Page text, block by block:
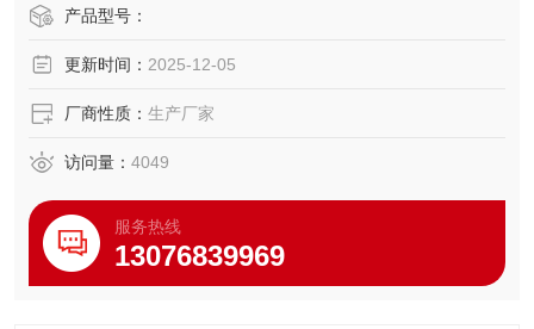
仿形，铣削和磨削等加工。与卧式车床相比，工件在卧式车
产品型号：
更新时间： 2025-12-05
厂商性质： 生产厂家
访问量： 4049
服务热线
13076839969